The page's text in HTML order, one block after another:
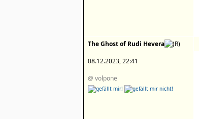
The Ghost of Rudi Hevera
08.12.2023, 22:41
@ volpone